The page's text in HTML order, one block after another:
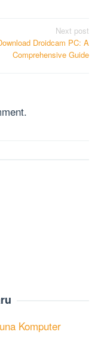
Next post
Droidcam PC: A
Comprehensive Guide
Komputer